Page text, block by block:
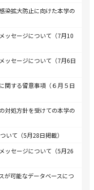
染拡大防止に向けた本学の
ッセージについて（7月10
ッセージについて（7月6日
関する留意事項（６月５日
対処方針を受けての本学の
いて（5月28日掲載）
ッセージについて（5月26
が可能なデータベースにつ